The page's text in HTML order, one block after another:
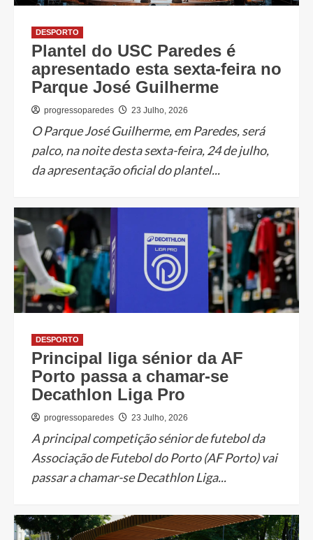
DESPORTO
Plantel do USC Paredes é
apresentado esta sexta-feira no
Parque José Guilherme
progressoparedes 23 Julho, 2026
O Parque José Guilherme, em Paredes, será
palco, na noite desta sexta-feira, 24 de julho,
da apresentação oficial do plantel...
DESPORTO
Principal liga sénior da AF
Porto passa a chamar-se
Decathlon Liga Pro
progressoparedes 23 Julho, 2026
A principal competição sénior de futebol da
Associação de Futebol do Porto (AF Porto) vai
passar a chamar-se Decathlon Liga...